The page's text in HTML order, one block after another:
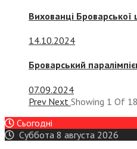
Вихованці
14.10.2024
Броварський
07.09.2024
Prev Next Showing 1 Of 18
Сьогодні
Суббота 8 августа 2026